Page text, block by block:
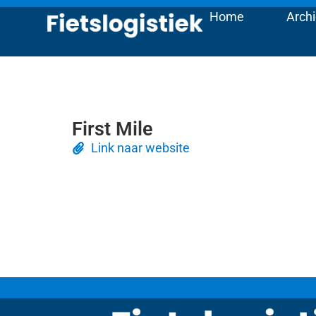
Home
First Mile
Link naar website